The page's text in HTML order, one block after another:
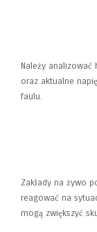
Należy
oraz aktualne
faulu.
Zakłady na żywo
reagować na
mogą zwiększyć